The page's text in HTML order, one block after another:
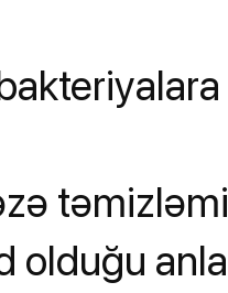
olduğu